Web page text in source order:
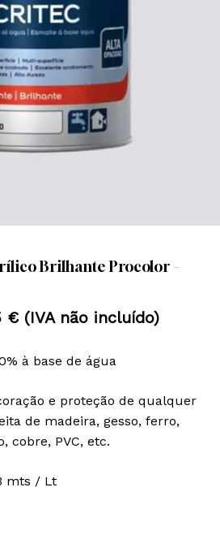
Brilhante Procolor –
€Price
18,46 €
69,05 €
(IVA não incluído)
à base de água
e proteção de qualquer
de madeira, gesso, ferro,
cobre, PVC, etc.
mts / Lt
*